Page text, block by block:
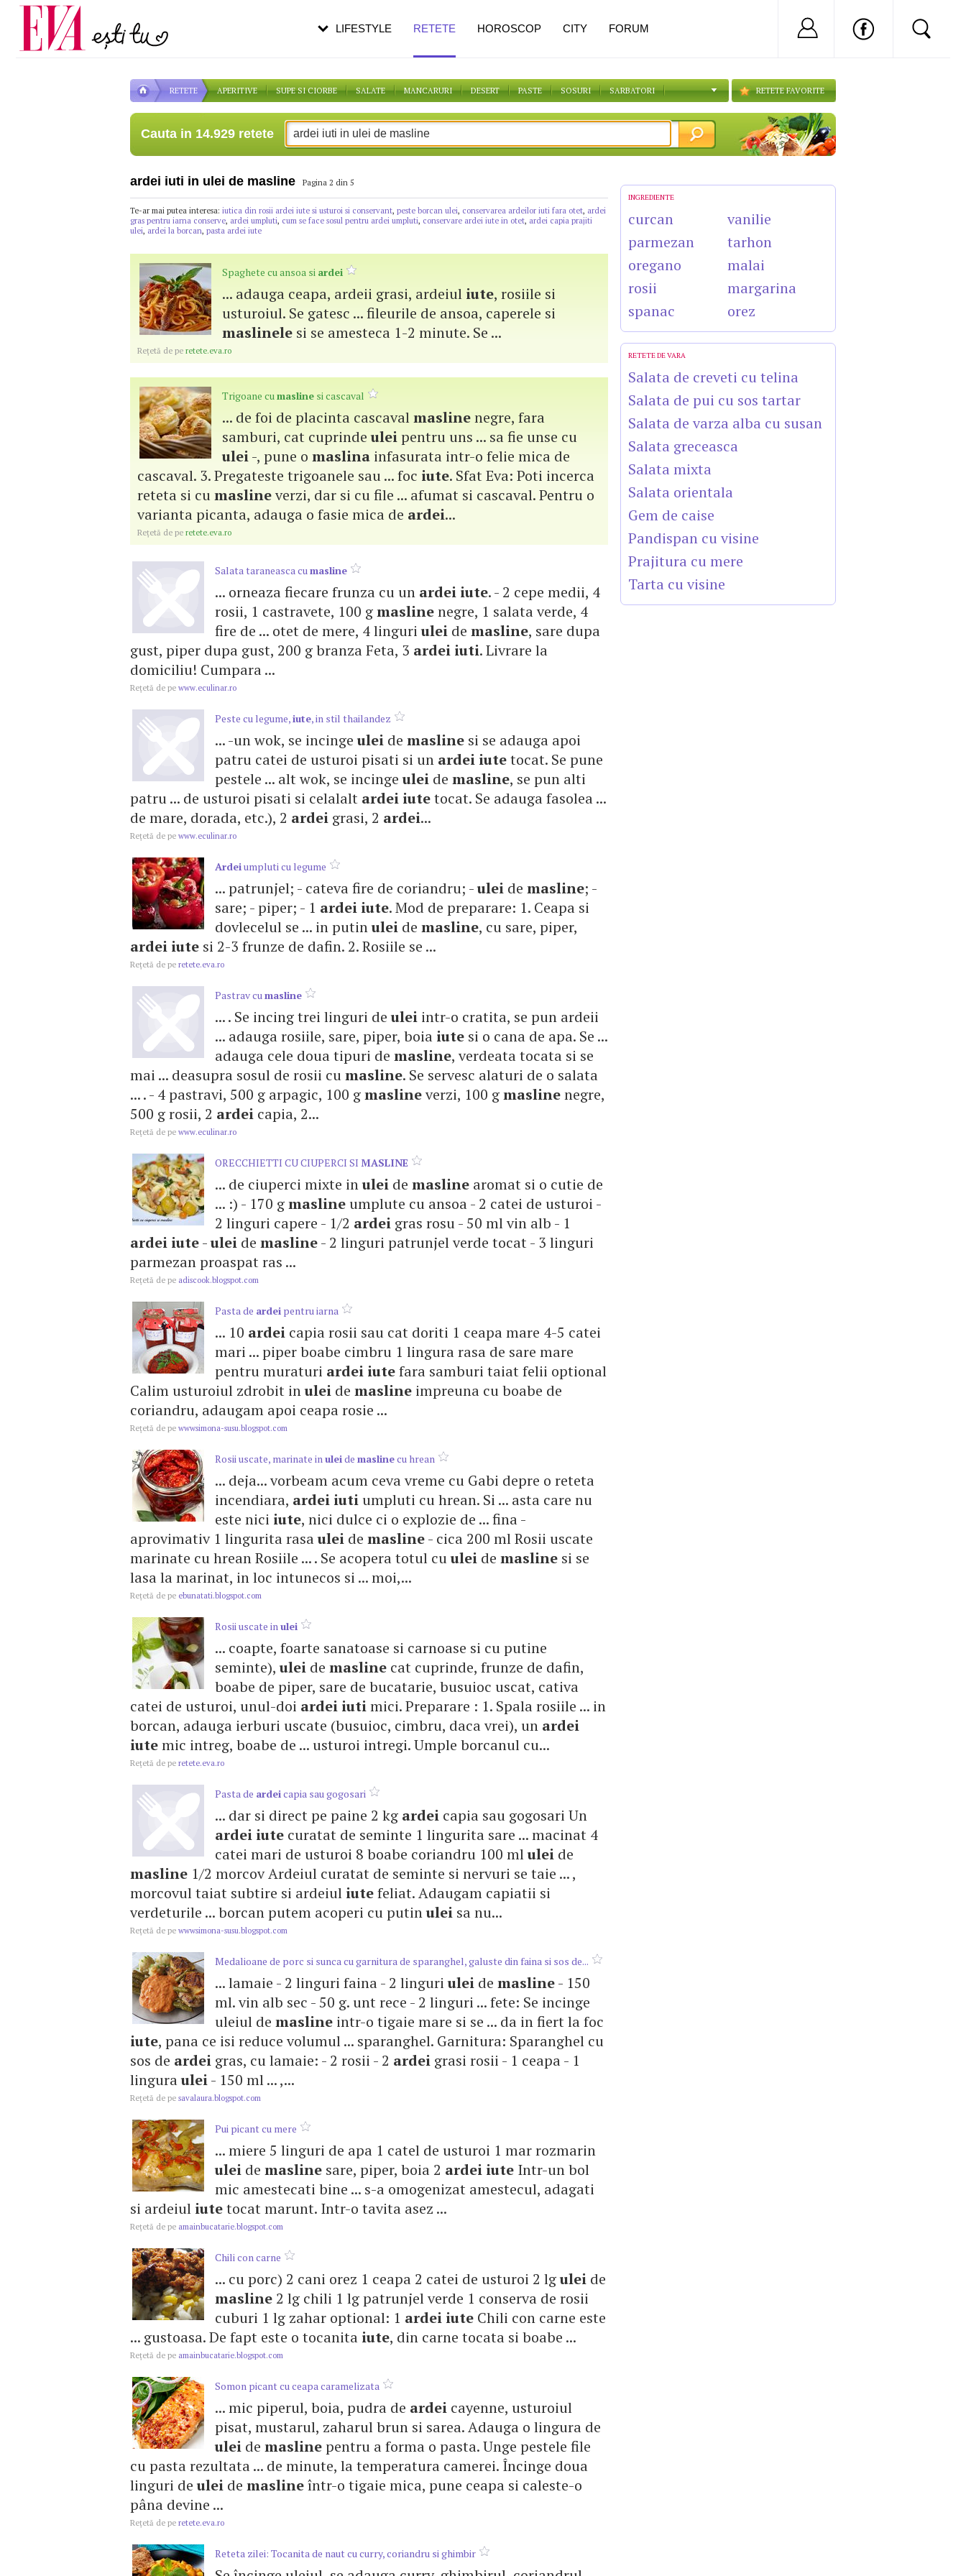
RETETE APERITIVE SUPE SI CIORBE SALATE MANCARURI DESERT PASTE SOSURI SARBATORI RETETE FAVORITE
Cauta in 14.929 retete
ardei iuti in ulei de masline Pagina 2 din 5
Te-ar mai putea interesa: iutica din rosii ardei iute si usturoi si conservant, peste borcan ulei, conservarea ardeilor iuti fara otet, ardei
gras pentru iarna conserve, ardei umpluti, cum se face sosul pentru ardei umpluti, conservare ardei iute in otet, ardei capia prajiti
ulei, ardei la borcan, pasta ardei iute
Spaghete cu ansoa si ardei
... adauga ceapa, ardeii grasi, ardeiul iute, rosiile si
usturoiul. Se gatesc ... fileurile de ansoa, caperele si
maslinele si se amesteca 1-2 minute. Se ...
Reţetă de pe retete.eva.ro
Trigoane cumasline si cascaval
... de foi de placinta cascavalmaslinenegre, fara
samburi, cat cuprindeuleipentru uns ... sa fie unse cu
ulei-, pune o maslina infasurata intr-o felie mica de
cascaval. 3. Pregateste trigoanele sau ... foc iute. Sfat Eva: Poti incerca
reteta si cumaslineverzi, dar si cu file ... afumat si cascaval. Pentru o
varianta picanta, adauga o fasie mica de ardei...
Reţetă de pe retete.eva.ro
Salata taraneasca cumasline
... orneaza fiecare frunza cu un ardei iute. - 2 cepe medii, 4
rosii, 1 castravete, 100 gmaslinenegre, 1 salata verde, 4
fire de ... otet de mere, 4 linguriulei de masline, sare dupa
gust, piper dupa gust, 200 g branza Feta, 3 ardei iuti. Livrare la
domiciliu! Cumpara ...
Reţetă de pe www.eculinar.ro
Peste cu legume,iute, in stil thailandez
... -un wok, se incingeulei de masline si se adauga apoi
patru catei de usturoi pisati si un ardei iutetocat. Se pune
pestele ... alt wok, se incingeulei de masline, se pun alti
patru ... de usturoi pisati si celalalt ardei iutetocat. Se adauga fasolea ...
de mare, dorada, etc.), 2 ardei grasi, 2 ardei...
Reţetă de pe www.eculinar.ro
Ardeiumpluti cu legume
... patrunjel; - cateva fire de coriandru; -ulei de masline; -
sare; - piper; - 1 ardei iute. Mod de preparare: 1. Ceapa si
dovlecelul se ... in putinulei de masline, cu sare, piper,
ardei iute si 2-3 frunze de dafin. 2. Rosiile se ...
Reţetă de pe retete.eva.ro
Pastrav cumasline
... . Se incing trei linguri deulei intr-o cratita, se pun ardeii
... adauga rosiile, sare, piper, boia iute si o cana de apa. Se ...
adauga cele doua tipuri de masline, verdeata tocata si se
mai ... deasupra sosul de rosii cumasline. Se servesc alaturi de o salata
... . - 4 pastravi, 500 g arpagic, 100 gmaslineverzi, 100 gmaslinenegre,
500 g rosii, 2 ardei capia, 2...
Reţetă de pe www.eculinar.ro
ORECCHIETTI CU CIUPERCI SI MASLINE
... de ciuperci mixte inulei de masline aromat si o cutie de
... :) - 170 gmasline umplute cu ansoa - 2 catei de usturoi -
2 linguri capere - 1/2 ardei gras rosu - 50 ml vin alb - 1
ardei iute-ulei de masline- 2 linguri patrunjel verde tocat - 3 linguri
parmezan proaspat ras ...
Reţetă de pe adiscook.blogspot.com
Pasta de ardei pentru iarna
... 10 ardei capia rosii sau cat doriti 1 ceapa mare 4-5 catei
mari ... piper boabe cimbru 1 lingura rasa de sare mare
pentru muraturi ardei iutefara samburi taiat felii optional
Calim usturoiul zdrobit inulei de masline impreuna cu boabe de
coriandru, adaugam apoi ceapa rosie ...
Reţetă de pe wwwsimona-susu.blogspot.com
Rosii uscate, marinate inuleide maslinecu hrean
... deja... vorbeam acum ceva vreme cu Gabi depre o reteta
incendiara, ardei iuti umpluti cu hrean. Si ... asta care nu
este nici iute, nici dulce ci o explozie de ... fina -
aprovimativ 1 lingurita rasaulei de masline- cica 200 ml Rosii uscate
marinate cu hrean Rosiile ... . Se acopera totul cuulei de masline si se
lasa la marinat, in loc intunecos si ... moi,...
Reţetă de pe ebunatati.blogspot.com
Rosii uscate inulei
... coapte, foarte sanatoase si carnoase si cu putine
seminte),ulei de masline cat cuprinde, frunze de dafin,
boabe de piper, sare de bucatarie, busuioc uscat, cativa
catei de usturoi, unul-doi ardei iutimici. Preparare : 1. Spala rosiile ... in
borcan, adauga ierburi uscate (busuioc, cimbru, daca vrei), un ardei
iutemic intreg, boabe de ... usturoi intregi. Umple borcanul cu...
Reţetă de pe retete.eva.ro
Pasta de ardeicapia sau gogosari
... dar si direct pe paine 2 kg ardei capia sau gogosari Un
ardei iute curatat de seminte 1 lingurita sare ... macinat 4
catei mari de usturoi 8 boabe coriandru 100 mlulei de
masline 1/2 morcov Ardeiul curatat de seminte si nervuri se taie ... ,
morcovul taiat subtire si ardeiul iutefeliat. Adaugam capiatii si
verdeturile ... borcan putem acoperi cu putinulei sa nu...
Reţetă de pe wwwsimona-susu.blogspot.com
Medalioane de porc si sunca cu garnitura de sparanghel, galuste din faina si sos de...
... lamaie - 2 linguri faina - 2 linguriulei de masline- 150
ml. vin alb sec - 50 g. unt rece - 2 linguri ... fete: Se incinge
uleiul de masline intr-o tigaie mare si se ... da in fiert la foc
iute, pana ce isi reduce volumul ... sparanghel. Garnitura: Sparanghel cu
sos de ardei gras, cu lamaie: - 2 rosii - 2 ardei grasi rosii - 1 ceapa - 1
linguraulei- 150 ml ... ,...
Reţetă de pe savalaura.blogspot.com
Pui picant cu mere
... miere 5 linguri de apa 1 catel de usturoi 1 mar rozmarin
ulei de masline sare, piper, boia 2 ardei iute Intr-un bol
mic amestecati bine ... s-a omogenizat amestecul, adagati
si ardeiul iutetocat marunt. Intr-o tavita asez ...
Reţetă de pe amainbucatarie.blogspot.com
Chili con carne
... cu porc) 2 cani orez 1 ceapa 2 catei de usturoi 2 lgulei de
masline 2 lg chili 1 lg patrunjel verde 1 conserva de rosii
cuburi 1 lg zahar optional: 1 ardei iute Chili con carne este
... gustoasa. De fapt este o tocanita iute, din carne tocata si boabe ...
Reţetă de pe amainbucatarie.blogspot.com
Somon picant cu ceapa caramelizata
... mic piperul, boia, pudra de ardei cayenne, usturoiul
pisat, mustarul, zaharul brun si sarea. Adauga o lingura de
ulei de maslinepentru a forma o pasta. Unge pestele file
cu pasta rezultata ... de minute, la temperatura camerei. Încinge doua
linguri deulei de maslineîntr-o tigaie mica, pune ceapa si caleste-o
pâna devine ...
Reţetă de pe retete.eva.ro
Reteta zilei: Tocanita de naut cu curry, coriandru si ghimbir
INGREDIENTE
curcan
parmezan
oregano
rosii
spanac
vanilie
tarhon
malai
margarina
orez
RETETE DE VARA
Salata de creveti cu telina
Salata de pui cu sos tartar
Salata de varza alba cu susan
Salata greceasca
Salata mixta
Salata orientala
Gem de caise
Pandispan cu visine
Prajitura cu mere
Tarta cu visine
LIFESTYLE RETETE HOROSCOP CITY FORUM Nu ai cont?
Carieră
Actualitate